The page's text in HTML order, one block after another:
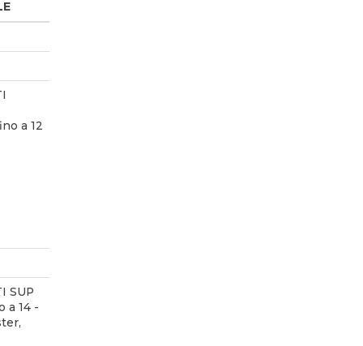
a 12
SUP
a 14 -